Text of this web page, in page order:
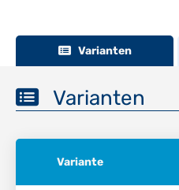
Varianten
Varianten
Variante